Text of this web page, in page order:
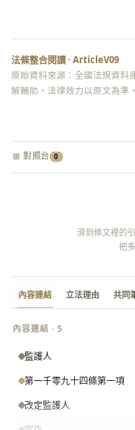
法條整合閱讀 · ArticleV09
原始資料來源：全國法規資料
解輔助，法律效力以原文為準。
⊞ 對照台 0
滑到條文裡的
把
內容連結 立法理由 共同
內容連結 · 5
監護人
第一千零九十四條第一項
改定監護人